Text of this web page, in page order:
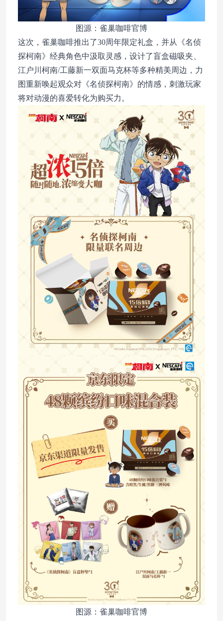
图源：雀巢咖啡官博
这次，雀巢咖啡推出了30周年限定礼盒，并从《名侦
探柯南》经典角色中汲取灵感，设计了盲盒磁吸夹、
江户川柯南/工藤新一双面马克杯等多种精美周边，力
图重新唤起观众对《名侦探柯南》的情感，刺激玩家
将对动漫的喜爱转化为购买力。
图源：雀巢咖啡官博